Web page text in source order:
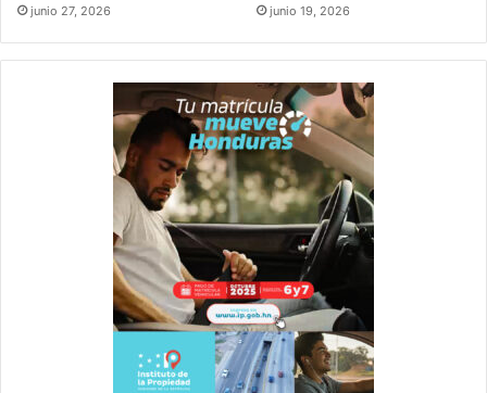
junio 27, 2026 junio 19, 2026